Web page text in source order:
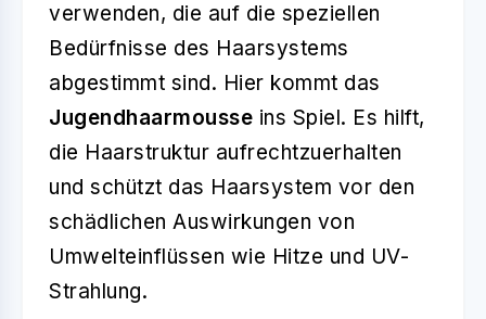
verwenden, die auf die speziellen
Bedürfnisse des Haarsystems
abgestimmt sind. Hier kommt das
Jugendhaarmousse ins Spiel. Es hilft,
die Haarstruktur aufrechtzuerhalten
und schützt das Haarsystem vor den
schädlichen Auswirkungen von
Umwelteinflüssen wie Hitze und UV-
Strahlung.